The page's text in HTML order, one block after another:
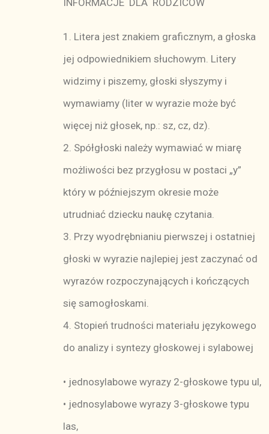
INFORMACJE DLA RODZICÓW
1. Litera jest znakiem graficznym, a głoska
jej odpowiednikiem słuchowym. Litery
widzimy i piszemy, głoski słyszymy i
wymawiamy (liter w wyrazie może być
więcej niż głosek, np.: sz, cz, dz).
2. Spółgłoski należy wymawiać w miarę
możliwości bez przygłosu w postaci „y”
który w późniejszym okresie może
utrudniać dziecku naukę czytania.
3. Przy wyodrębnianiu pierwszej i ostatniej
głoski w wyrazie najlepiej jest zaczynać od
wyrazów rozpoczynających i kończących
się samogłoskami.
4. Stopień trudności materiału językowego
do analizy i syntezy głoskowej i sylabowej
• jednosylabowe wyrazy 2-głoskowe typu ul,
• jednosylabowe wyrazy 3-głoskowe typu
las,